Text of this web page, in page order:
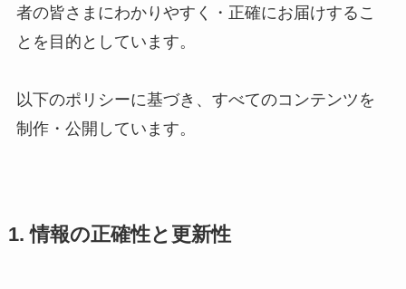
者の皆さまにわかりやすく・正確にお届けするこ
とを目的としています。
以下のポリシーに基づき、すべてのコンテンツを
制作・公開しています。
1. 情報の正確性と更新性